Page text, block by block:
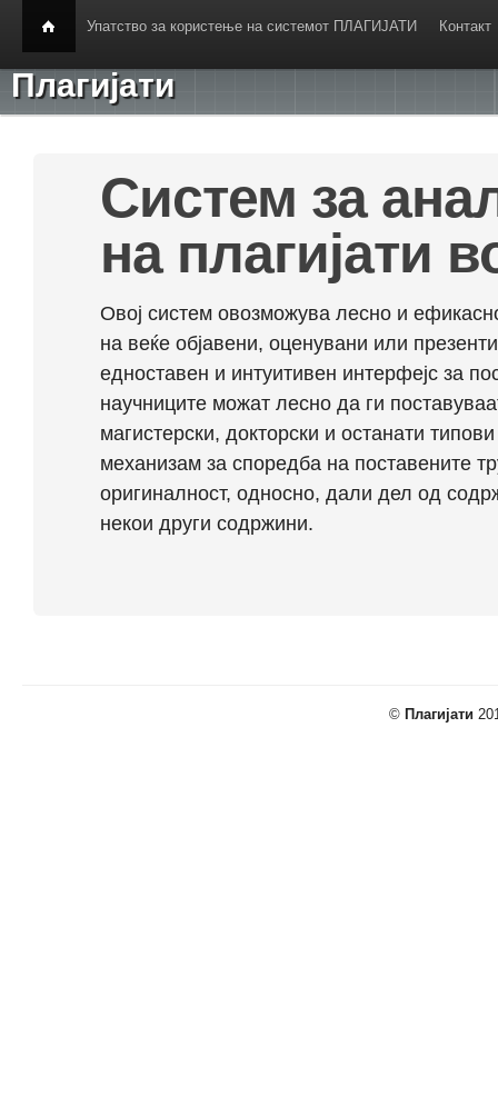
Упатство за користење на системот ПЛАГИЈАТИ Контакт
Плагијати
Систем за
на плагијати
Овој систем овозможува лесно и
на веќе објавени, оценувани или
едноставен и интуитивен интерфејс за
научниците можат лесно да ги
магистерски, докторски и останати
механизам за споредба на поставените
оригиналност, односно, дали дел од
некои други содржини.
© Плагијати